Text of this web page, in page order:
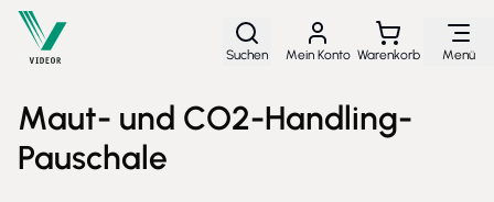
Direkt zum Inhalt
Suchen Mein Konto Warenkorb Menü
Maut- und CO2-Handling-
Pauschale